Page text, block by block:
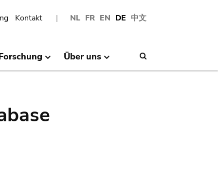
NL FR EN DE 中文
Kontakt
Über uns